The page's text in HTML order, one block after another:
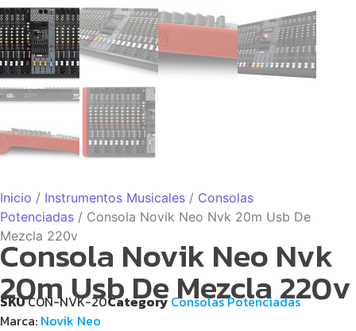
Inicio / Instrumentos Musicales / Consolas
Potenciadas / Consola Novik Neo Nvk 20m Usb De
Mezcla 220v
Consola Novik Neo Nvk
20m Usb De Mezcla 220v
SKUCON-NVK-20Category Consolas Potenciadas
Marca: Novik Neo